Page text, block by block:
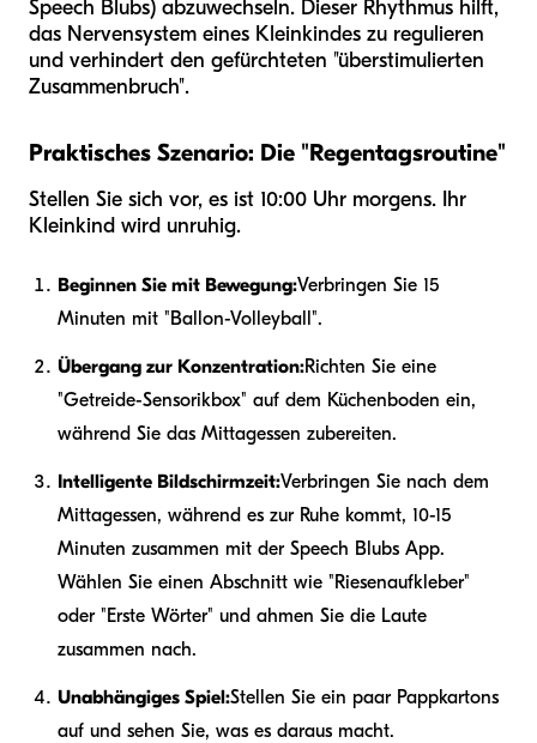
Speech Blubs) abzuwechseln. Dieser Rhythmus hilft,
das Nervensystem eines Kleinkindes zu regulieren
und verhindert den gefürchteten "überstimulierten
Zusammenbruch".
Praktisches Szenario: Die "Regentagsroutine"
Stellen Sie sich vor, es ist 10:00 Uhr morgens. Ihr
Kleinkind wird unruhig.
Beginnen Sie mit Bewegung:Verbringen Sie 15
Minuten mit "Ballon-Volleyball".
Übergang zur Konzentration:Richten Sie eine
"Getreide-Sensorikbox" auf dem Küchenboden ein,
während Sie das Mittagessen zubereiten.
Intelligente Bildschirmzeit:Verbringen Sie nach dem
Mittagessen, während es zur Ruhe kommt, 10-15
Minuten zusammen mit der Speech Blubs App.
Wählen Sie einen Abschnitt wie "Riesenaufkleber"
oder "Erste Wörter" und ahmen Sie die Laute
zusammen nach.
Unabhängiges Spiel:Stellen Sie ein paar Pappkartons
auf und sehen Sie, was es daraus macht.